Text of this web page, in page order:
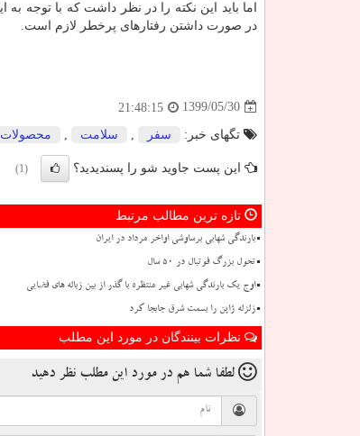
در صورت داشتن رفتارهای پرخطر لازم است.
1399/05/30
21:48:15
تگهای خبر: سفر سلامت محصولات
این پست جاوید شو را پسندیدید؟ (1)
تازه ترین مطالب مرتبط
بارندگی شهابی برساوشی اواخر مرداد در ایران
تحول بزرگ فوتبال در ۵۰ سال
اوج یک بارندگی شهابی غیر منتظره با گذر از بین زباله های فضایی
زلزله ژاپن را بسمت شرق جابجا کرد
نظرات بینندگان در مورد این مطلب
لطفا شما هم در مورد این مطلب نظر دهید